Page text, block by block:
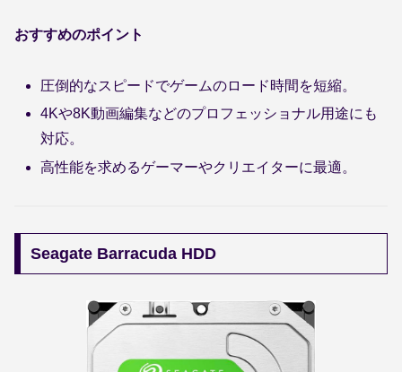
おすすめのポイント
圧倒的なスピードでゲームのロード時間を短縮。
4Kや8K動画編集などのプロフェッショナル用途にも
対応。
高性能を求めるゲーマーやクリエイターに最適。
Seagate Barracuda HDD